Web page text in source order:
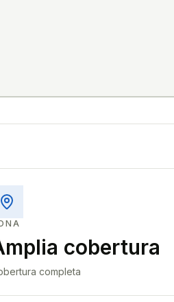
cobertura
completa